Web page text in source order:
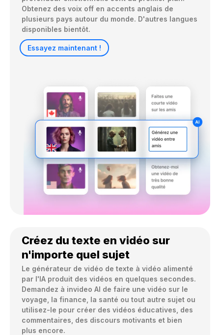
Obtenez des voix off en accents anglais de
plusieurs pays autour du monde. D'autres langues
disponibles bientôt.
Essayez maintenant !
Créez du texte en vidéo sur
n'importe quel sujet
Le générateur de vidéo de texte à vidéo alimenté
par l'IA produit des vidéos en quelques secondes.
Demandez à invideo AI de faire une vidéo sur le
voyage, la finance, la santé ou tout autre sujet ou
utilisez-le pour créer des vidéos éducatives, des
commentaires, des discours motivants et bien
plus encore.